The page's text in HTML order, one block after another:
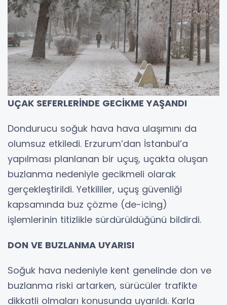
UÇAK SEFERLERİNDE GECİKME YAŞANDI
Dondurucu soğuk hava hava ulaşımını da
olumsuz etkiledi. Erzurum’dan İstanbul’a
yapılması planlanan bir uçuş, uçakta oluşan
buzlanma nedeniyle gecikmeli olarak
gerçekleştirildi. Yetkililer, uçuş güvenliği
kapsamında buz çözme (de-icing)
işlemlerinin titizlikle sürdürüldüğünü bildirdi.
DON VE BUZLANMA UYARISI
Soğuk hava nedeniyle kent genelinde don ve
buzlanma riski artarken, sürücüler trafikte
dikkatli olmaları konusunda uyarıldı. Karla